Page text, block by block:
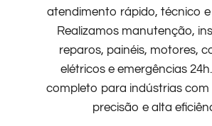
atendimento rápido, técnico
Realizamos manutenção,
reparos, painéis, motores,
elétricos e emergências
completo para indústrias com
precisão e alta